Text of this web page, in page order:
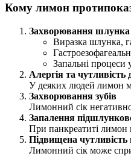
Кому лимон
Захворювання
Виразка шлунка,
Запальні процеси
Алергія та чутливість
У деяких людей лимон
Захворювання зубів
Лимонний сік
Запалення
При панкреатиті лимон
Підвищена чутливість
Лимонний сік може